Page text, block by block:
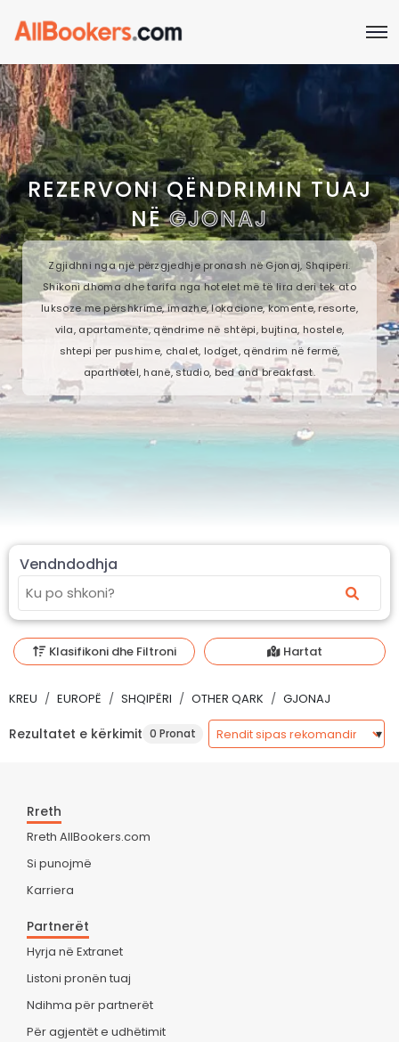
REZERVONI QËNDRIMIN TUAJ
NËGJONAJ
Zgjidhni nga një përzgjedhje pronash në Gjonaj, Shqipëri.
Shikoni dhoma dhe tarifa nga hotelet më të lira deri tek ato
luksoze me përshkrime, imazhe, lokacione, komente, resorte,
vila, apartamente, qëndrime në shtëpi, bujtina, hostele,
shtepi per pushime, chalet, lodget, qëndrim në fermë,
aparthotel, hanë, studio, bed and breakfast.
Vendndodhja
Klasifikoni dhe Filtroni Hartat
KREU EUROPË SHQIPËRI OTHER QARK GJONAJ
Rezultatet e kërkimit 0 Pronat
Rreth
Rreth AllBookers.com
Si punojmë
Karriera
Partnerët
Hyrja në Extranet
Listoni pronën tuaj
Ndihma për partnerët
Për agjentët e udhëtimit